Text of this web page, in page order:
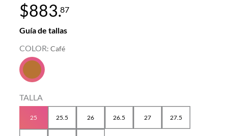
$883.87
Guía de tallas
COLOR: Café
TALLA
25 25.5 26 26.5 27 27.5